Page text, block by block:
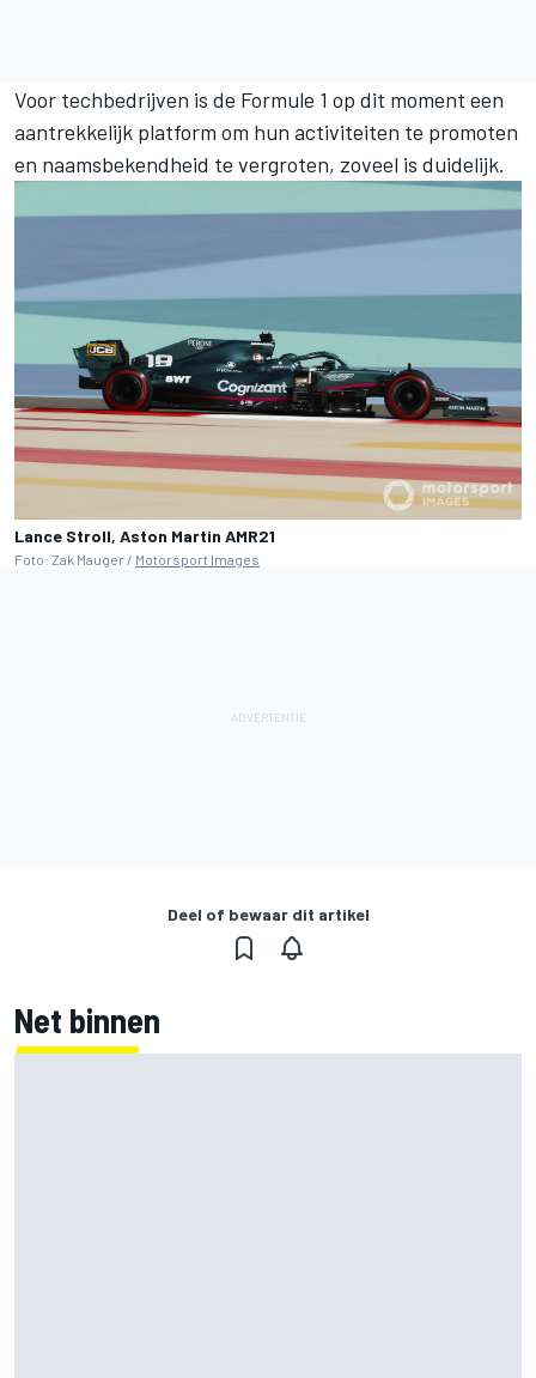
Voor techbedrijven is de Formule 1 op dit moment een
aantrekkelijk platform om hun activiteiten te promoten
en naamsbekendheid te vergroten, zoveel is duidelijk.
Lance Stroll, Aston Martin AMR21
Foto: Zak Mauger / Motorsport Images
Deel of bewaar dit artikel
Net binnen